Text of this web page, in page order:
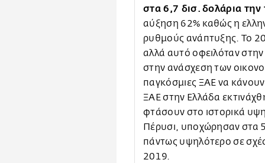
στα 6,7 δισ. δολάρια την
αύξηση 62% καθώς η
ρυθμούς ανάπτυξης. Το
αλλά αυτό οφειλόταν
στην ανάσχεση των
παγκόσμιες ΞΑΕ να
ΞΑΕ στην Ελλάδα
φτάσουν στο ιστορικά
Πέρυσι, υποχώρησαν στα
πάντως υψηλότερο σε
2019.